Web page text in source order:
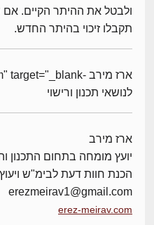
ולבטל את ההיתר הקיים. אם
תקבלו זיכוי בהיתר החדש.
לנושאי תכנון ורישוי
ארז מירב
יועץ מומחה בתחום התכנון
הכנת חוות דעת לבימ"ש ויעוץ
erezmeirav1@gmail.com
erez-meirav.com